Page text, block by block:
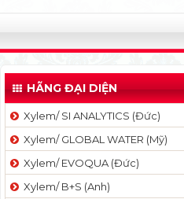
HÃNG ĐẠI DIỆN
Xylem/ SI ANALYTICS (Đức)
Xylem/ GLOBAL WATER (Mỹ)
Xylem/ EVOQUA (Đức)
Xylem/ B+S (Anh)